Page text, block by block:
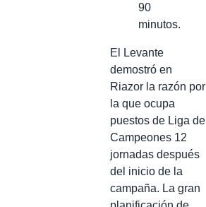
90
minutos.
El Levante
demostró en
Riazor la razón por
la que ocupa
puestos de Liga de
Campeones 12
jornadas después
del inicio de la
campaña. La gran